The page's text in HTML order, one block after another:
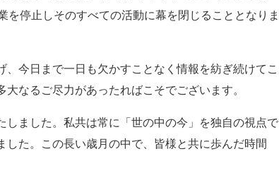
停止しそのすべての活動に幕を閉じることとなりま
今日まで一日も欠かすことなく情報を紡ぎ続けてこ
なるご尽力があったればこそでございます。
ました。私共は常に「世の中の今」を独自の視点で
た。この長い歳月の中で、皆様と共に歩んだ時間